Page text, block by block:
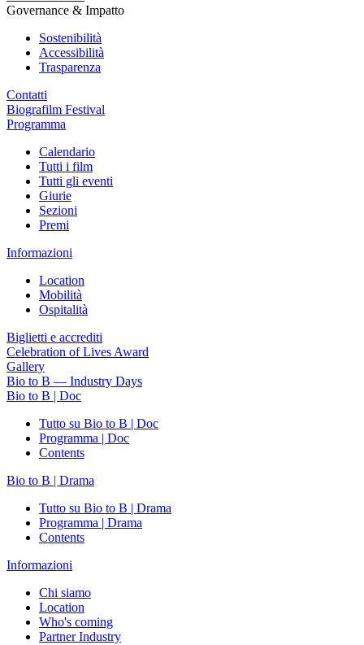
Governance & Impatto
Sostenibilità
Accessibilità
Trasparenza
Contatti
Biografilm Festival
Programma
Calendario
Tutti i film
Tutti gli eventi
Giurie
Sezioni
Premi
Informazioni
Location
Mobilità
Ospitalità
Biglietti e accrediti
Celebration of Lives Award
Gallery
Bio to B — Industry Days
Bio to B | Doc
Tutto su Bio to B | Doc
Programma | Doc
Contents
Bio to B | Drama
Tutto su Bio to B | Drama
Programma | Drama
Contents
Informazioni
Chi siamo
Location
Who's coming
Partner Industry